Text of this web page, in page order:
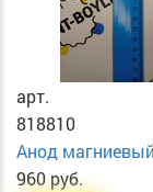
арт.
818810
Анод
960 руб.